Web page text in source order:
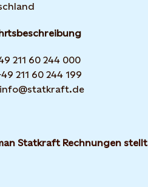
211 60 244 000
211 60 244 199
Statkraft Rechnungen stellt